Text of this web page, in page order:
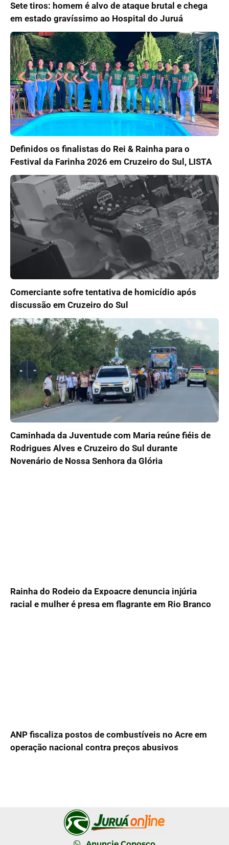
Sete tiros: homem é alvo de ataque brutal e chega
em estado gravíssimo ao Hospital do Juruá
Definidos os finalistas do Rei & Rainha para o
Festival da Farinha 2026 em Cruzeiro do Sul, LISTA
Comerciante sofre tentativa de homicídio após
discussão em Cruzeiro do Sul
Caminhada da Juventude com Maria reúne fiéis de
Rodrigues Alves e Cruzeiro do Sul durante
Novenário de Nossa Senhora da Glória
Rainha do Rodeio da Expoacre denuncia injúria
racial e mulher é presa em flagrante em Rio Branco
ANP fiscaliza postos de combustíveis no Acre em
operação nacional contra preços abusivos